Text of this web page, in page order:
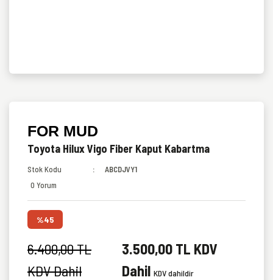
FOR MUD
Toyota Hilux Vigo Fiber Kaput Kabartma
Stok Kodu
ABCDJVY1
0 Yorum
%45
6.400,00 TL
KDV Dahil
3.500,00 TL KDV
Dahil KDV dahildir